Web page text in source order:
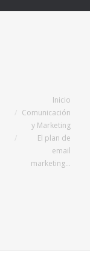
Inicio
Comunicación
y Marketing
El plan de
email
marketing…